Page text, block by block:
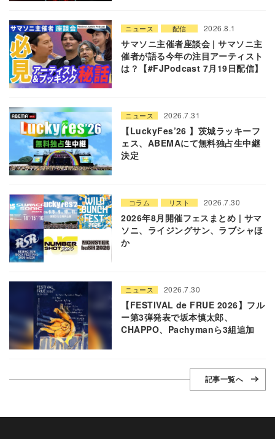
ニュース 配信 2026.8.1
サマソニ主催者座談会 | サマソニ主
催者が語る今年の注目アーティスト
は？【#FJPodcast 7月19日配信】
ニュース 2026.7.31
【LuckyFes’26 】茨城ラッキーフ
ェス、ABEMAにて無料独占生中継
決定
コラム リスト 2026.7.30
2026年8月開催フェスまとめ | サマ
ソニ、ライジングサン、ラブシャほ
か
ニュース 2026.7.30
【FESTIVAL de FRUE 2026】フル
ー第3弾発表で坂本慎太郎、
CHAPPO、Pachymanら3組追加
記事一覧へ